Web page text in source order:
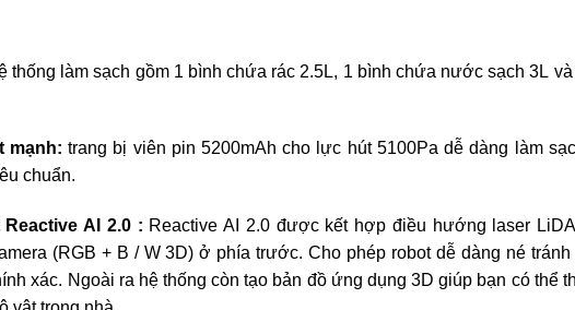
thống làm sạch gồm 1 bình chứa rác 2.5L, 1 bình chứa nước sạch 3L
mạnh:trang bị viên pin 5200mAh cho lực hút 5100Pa dễ dàng làm
chuẩn.
AI 2.0 : Reactive AI 2.0 được kết hợp điều hướng laser
(RGB + B / W 3D) ở phía trước. Cho phép robot dễ dàng né tránh
xác. Ngoài ra hệ thống còn tạo bản đồ ứng dụng 3D giúp bạn có thể